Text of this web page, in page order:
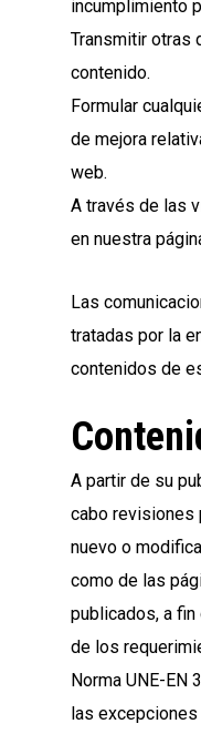
incumplimiento
Transmitir otras
contenido.
Formular
de mejora
web.
A través de las
en nuestra
Las
tratadas por la
contenidos de
A partir de su
cabo revisiones
nuevo o
como de las
publicados, a
de los
Norma UNE-EN
las